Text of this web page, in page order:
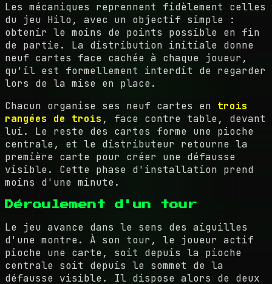
Les mécaniques reprennent fidèlement celles
du jeu Hilo, avec un objectif simple :
obtenir le moins de points possible en fin
de partie. La distribution initiale donne
neuf cartes face cachée à chaque joueur,
qu'il est formellement interdit de regarder
lors de la mise en place.
Chacun organise ses neuf cartes en trois
rangées de trois , face contre table, devant
lui. Le reste des cartes forme une pioche
centrale, et le distributeur retourne la
première carte pour créer une défausse
visible. Cette phase d'installation prend
moins d'une minute.
Déroulement d'un tour
Le jeu avance dans le sens des aiguilles
d'une montre. À son tour, le joueur actif
pioche une carte, soit depuis la pioche
centrale soit depuis le sommet de la
défausse visible. Il dispose alors de deux